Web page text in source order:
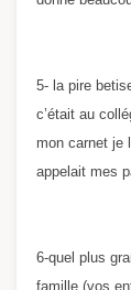
5- la pire
c’était au
mon carnet je
appelait mes
6-quel plus
famille (vos